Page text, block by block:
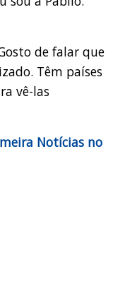
de falar que
Têm países
vê-las
Notícias no